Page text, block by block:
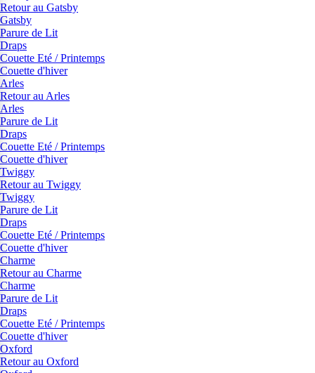
Retour au Gatsby
Gatsby
Parure de Lit
Draps
Couette Eté / Printemps
Couette d'hiver
Arles
Retour au Arles
Arles
Parure de Lit
Draps
Couette Eté / Printemps
Couette d'hiver
Twiggy
Retour au Twiggy
Twiggy
Parure de Lit
Draps
Couette Eté / Printemps
Couette d'hiver
Charme
Retour au Charme
Charme
Parure de Lit
Draps
Couette Eté / Printemps
Couette d'hiver
Oxford
Retour au Oxford